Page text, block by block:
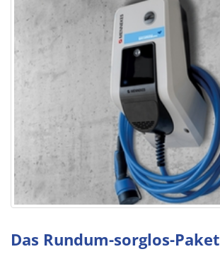
Das Rundum-sorglos-Paket